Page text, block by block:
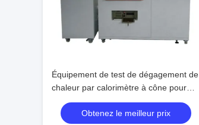
Équipement de test de dégagement de
chaleur par calorimètre à cône pour
l'inflammabilité, testeur de machine
électroniqueObtenez le meilleur prix